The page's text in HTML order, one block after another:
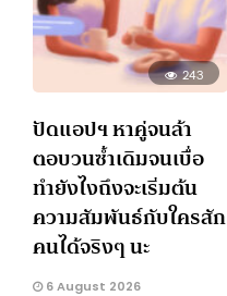
243
ปัดแอปฯ หาคู่จนล้า
ตอบวนซ้ำเดิมจนเบื่อ
ทำยังไงถึงจะเริ่มต้น
ความสัมพันธ์กับใครสัก
คนได้จริงๆ นะ
6 August 2026